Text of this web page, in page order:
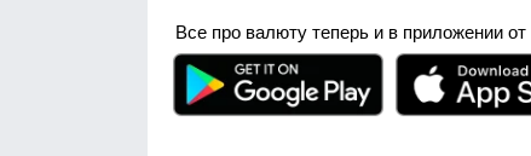
Все про валюту теперь и в приложении